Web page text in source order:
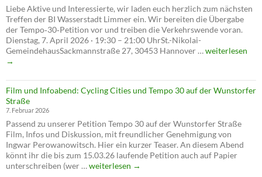
die
Liebe Aktive und Interessierte, wir laden euch herzlich zum nächsten
Treffen der BI Wasserstadt Limmer ein. Wir bereiten die Übergabe
der Tempo‑30‑Petition vor und treiben die Verkehrswende voran.
Dienstag, 7. April 2026 · 19:30 – 21:00 UhrSt.-Nikolai-
GemeindehausSackmannstraße 27, 30453 Hannover …Alles
Zeit
–
ist
jetzt!
weiterlesen
→
Film und Infoabend: Cycling Cities und Tempo 30 auf der Wunstorfer
Straße
7. Februar 2026
Passend zu unserer Petition Tempo 30 auf der Wunstorfer Straße
Film, Infos und Diskussion, mit freundlicher Genehmigung von
Ingwar Perowanowitsch. Hier ein kurzer Teaser. An diesem Abend
könnt ihr die bis zum 15.03.26 laufende Petition auch auf Papier
unterschreiben (wer …Film
weiterlesen →